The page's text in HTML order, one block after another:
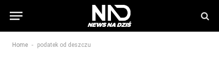
Home - podatek od deszczu